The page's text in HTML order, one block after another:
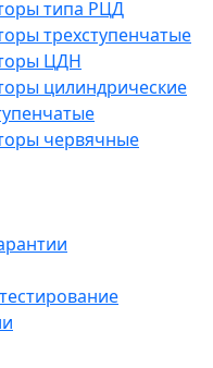
типа РЦД
трехступенчатые
ЦДН
цилиндрические
червячные